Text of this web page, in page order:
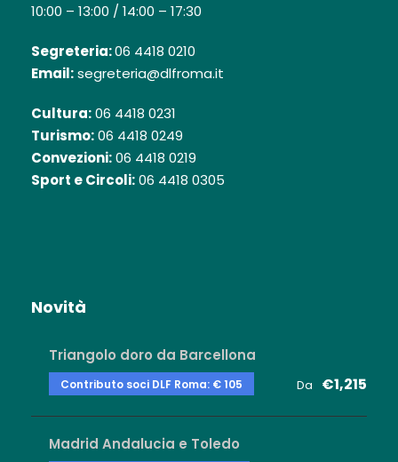
10:00 – 13:00 / 14:00 – 17:30
Segreteria:06 4418 0210
Email:segreteria@dlfroma.it
Cultura:06 4418 0231
Turismo:06 4418 0249
Convezioni:06 4418 0219
Sport e Circoli:06 4418 0305
Novità
Triangolo doro da Barcellona
Contributo soci DLF Roma: € 105 Da €1,215
Madrid Andalucia e Toledo